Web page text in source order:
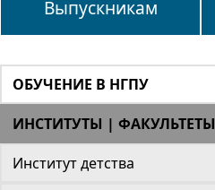
Выпускникам
ОБУЧЕНИЕ В НГПУ
ИНСТИТУТЫ | ФАКУЛЬТЕТЫ
Институт детства